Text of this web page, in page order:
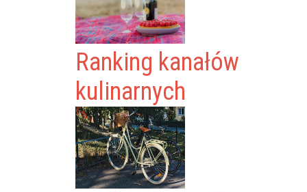
Ranking kanałów
kulinarnych